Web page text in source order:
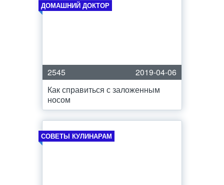
ДОМАШНИЙ ДОКТОР
2545
2019-04-06
Как справиться с заложенным
носом
СОВЕТЫ КУЛИНАРАМ